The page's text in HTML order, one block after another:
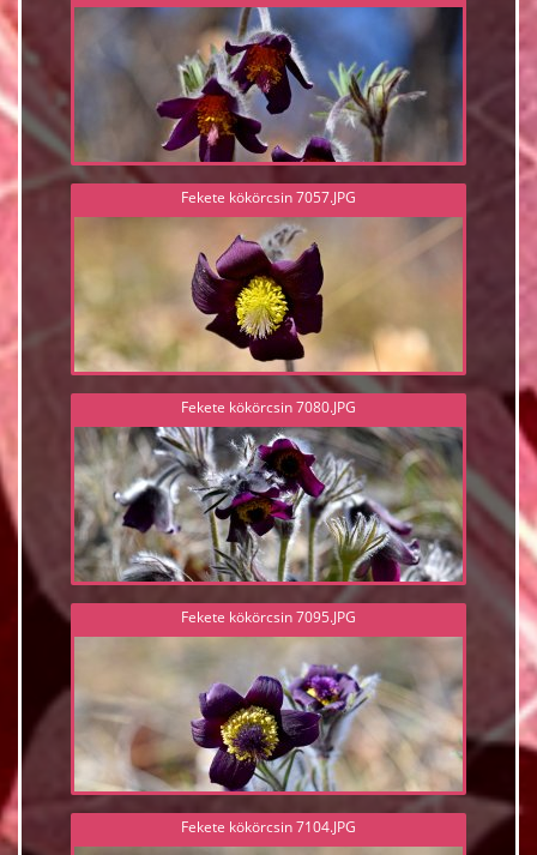
Fekete kökörcsin 7057.JPG
Fekete kökörcsin 7080.JPG
Fekete kökörcsin 7095.JPG
Fekete kökörcsin 7104.JPG